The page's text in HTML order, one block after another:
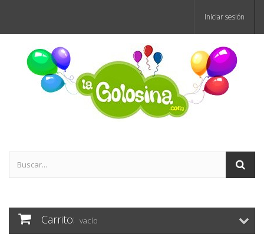
Iniciar sesión
Carrito: vacío